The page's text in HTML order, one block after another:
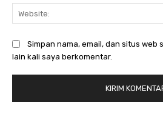
Simpan nama, email, dan situs web
lain kali saya berkomentar.